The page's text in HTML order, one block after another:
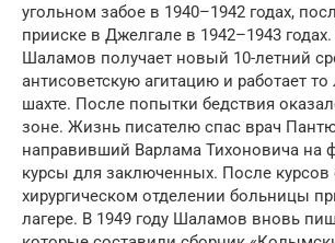
угольном забое в 1940–1942 годах,
прииске в Джелгале в 1942–1943 годах.
Шаламов получает новый 10-летний
антисоветскую агитацию и работает то
шахте. После попытки бедствия
зоне. Жизнь писателю спас врач
направивший Варлама Тихоновича на
курсы для заключенных. После курсов
хирургическом отделении больницы
лагере. В 1949 году Шаламов вновь